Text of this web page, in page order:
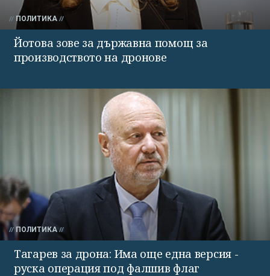
ПОЛИТИКА
Йотова зове за държавна помощ за
производството на дронове
ПОЛИТИКА
Тагарев за дрона: Има още една версия -
руска операция под фалшив флаг